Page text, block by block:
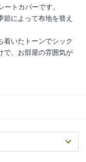
ートカバーです。
によって布地を替え
着いたトーンでシック
で、お部屋の雰囲気が